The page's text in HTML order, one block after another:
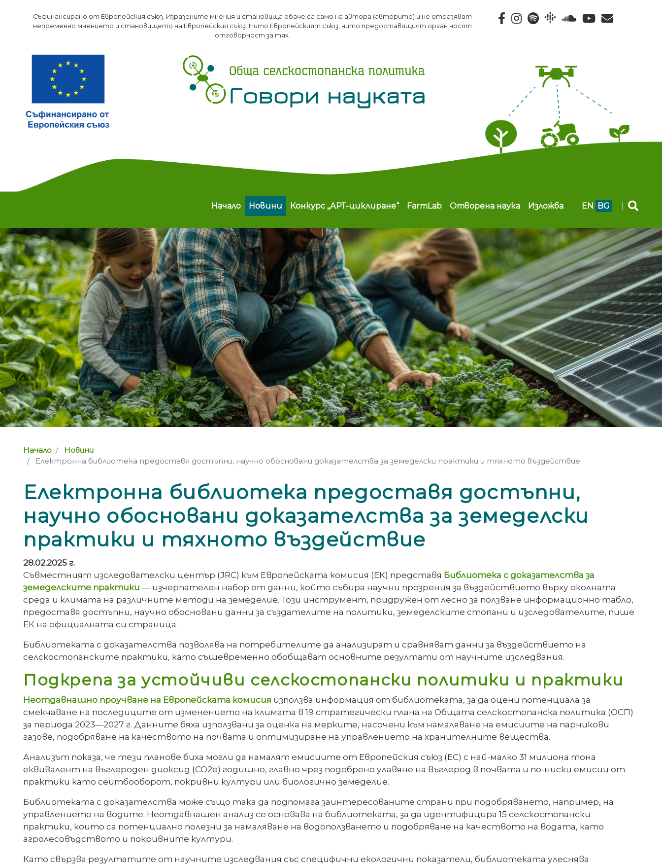
към
основното
Съфинансирано от Европейския съюз. Изразените мнения и становища обаче са само на автора (авторите) и не отразяват
непременно мнението и становището на Европейския съюз. Нито Европейският съюз, нито предоставящият орган носят
отговорност за тях.
Main navigation
Начало Новини Конкурс „АРТ-циклиране“ FarmLab Отворена наука Изложба EN BG
Начало
Новини
Електронна библиотека предоставя достъпни, научно обосновани доказателства за земеделски практики и тяхното въздействие
Електронна библиотека предоставя достъпни,
научно обосновани доказателства за земеделски
практики и тяхното въздействие
28.02.2025 г.
Съвместният изследователски център (JRC) към Европейската комисия (ЕК) представя Библиотека с доказателства за
земеделските практики — изчерпателен набор от данни, който събира научни прозрения за въздействието върху околната
среда и климата на различните методи на земеделие. Този инструмент, придружен от лесно за ползване информационно табло,
предоставя достъпни, научно обосновани данни за създателите на политики, земеделските стопани и изследователите, пише
ЕК на официалната си страница.
Библиотеката с доказателства позволява на потребителите да анализират и сравняват данни за въздействието на
селскостопанските практики, като същевременно обобщават основните резултати от научните изследвания.
Подкрепа за устойчиви селскостопански политики и практики
Неотдавнашно проучване на Европейската комисия използва информация от библиотеката, за да оцени потенциала за
смекчаване на последиците от изменението на климата в 19 стратегически плана на Общата селскостопанска политика (ОСП)
за периода 2023—2027 г. Данните бяха използвани за оценка на мерките, насочени към намаляване на емисиите на парникови
газове, подобряване на качеството на почвата и оптимизиране на управлението на хранителните вещества.
Анализът показа, че тези планове биха могли да намалят емисиите от Европейския съюз (ЕС) с най-малко 31 милиона тона
еквивалент на въглероден диоксид (CO2e) годишно, главно чрез подобрено улавяне на въглерод в почвата и по-ниски емисии от
практики като сеитбооборот, покривни култури или биологично земеделие.
Библиотеката с доказателства може също така да подпомага заинтересованите страни при подобряването, например, на
управлението на водите. Неотдавнашен анализ се основава на библиотеката, за да идентифицира 15 селскостопански
практики, които са потенциално полезни за намаляване на водоползването и подобряване на качеството на водата, като
агролесовъдството и покривните култури.
Като свързва резултатите от научните изследвания със специфични екологични показатели, библиотеката улеснява